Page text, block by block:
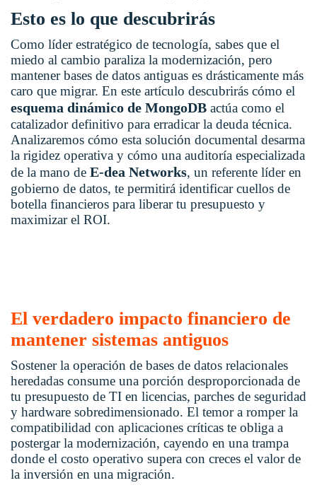
Esto es lo que descubrirás
Como líder estratégico de tecnología, sabes que el
miedo al cambio paraliza la modernización, pero
mantener bases de datos antiguas es drásticamente más
caro que migrar. En este artículo descubrirás cómo el
esquema dinámico de MongoDB actúa como el
catalizador definitivo para erradicar la deuda técnica.
Analizaremos cómo esta solución documental desarma
la rigidez operativa y cómo una auditoría especializada
de la mano de E-dea Networks, un referente líder en
gobierno de datos, te permitirá identificar cuellos de
botella financieros para liberar tu presupuesto y
maximizar el ROI.
El verdadero impacto financiero de
mantener sistemas antiguos
Sostener la operación de bases de datos relacionales
heredadas consume una porción desproporcionada de
tu presupuesto de TI en licencias, parches de seguridad
y hardware sobredimensionado. El temor a romper la
compatibilidad con aplicaciones críticas te obliga a
postergar la modernización, cayendo en una trampa
donde el costo operativo supera con creces el valor de
la inversión en una migración.